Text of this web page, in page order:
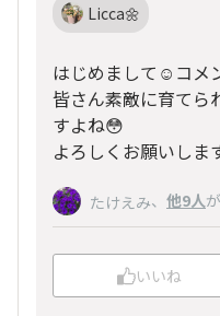
Licca🌼
はじめまして☺️コメ
皆さん素敵に育てら
すよね😳
よろしくお願いしま
たけえみ、 他9人
いいね